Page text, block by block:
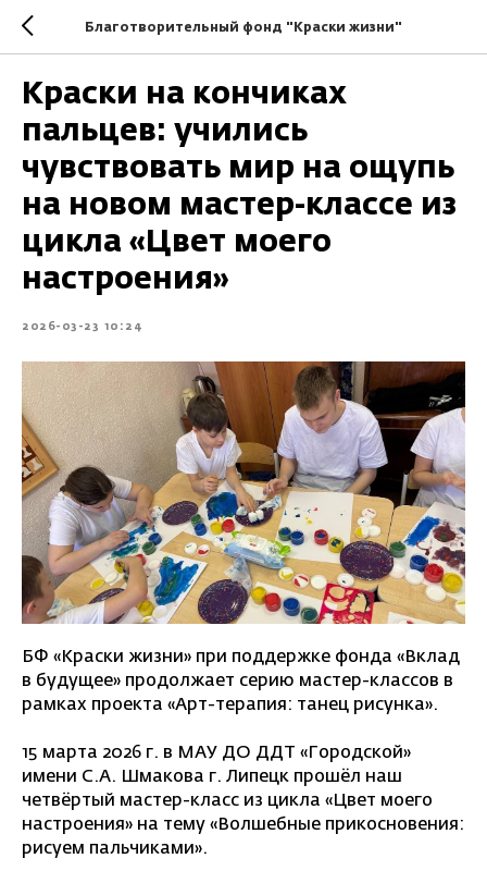
Благотворительный фонд "Краски жизни"
Краски на кончиках
пальцев: учились
чувствовать мир на ощупь
на новом мастер-классе из
цикла «Цвет моего
настроения»
2026-03-23 10:24
БФ «Краски жизни» при поддержке фонда «Вклад
в будущее» продолжает серию мастер-классов в
рамках проекта «Арт-терапия: танец рисунка».
15 марта 2026 г. в МАУ ДО ДДТ «Городской»
имени С.А. Шмакова г. Липецк прошёл наш
четвёртый мастер-класс из цикла «Цвет моего
настроения» на тему «Волшебные прикосновения:
рисуем пальчиками».